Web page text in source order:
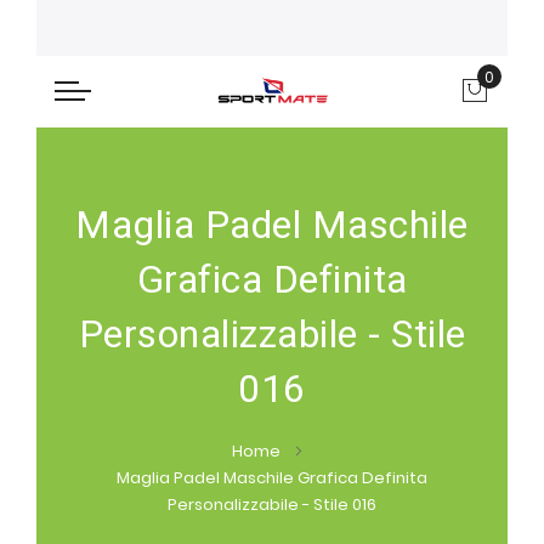
0
Maglia Padel Maschile
Grafica Definita
Personalizzabile - Stile
016
Home
Maglia Padel Maschile Grafica Definita
Personalizzabile - Stile 016